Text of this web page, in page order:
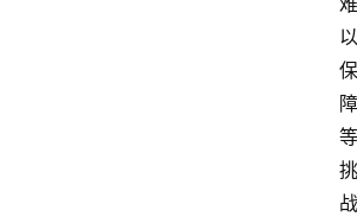
以
保
障
等
挑
战